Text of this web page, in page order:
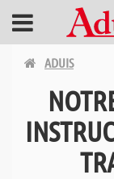
ADUIS